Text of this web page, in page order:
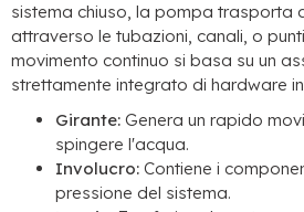
sistema chiuso, la pompa trasporta
attraverso le tubazioni, canali, o
movimento continuo si basa su un
strettamente integrato di hardware
Girante: Genera un rapido
spingere l'acqua.
Involucro: Contiene i
pressione del sistema.